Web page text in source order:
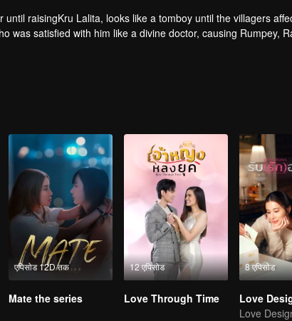
raisingKru Lalita, looks like a tomboy until the villagers
was satisfied with him like a divine doctor, causing Rumpey,
to be perfect, but when Prai Fah , Phum's former lover
एपिसोड 12D तक
Mate the series
12 एपिसोड
Love Through Time
8 एपिसोड
Love
Love